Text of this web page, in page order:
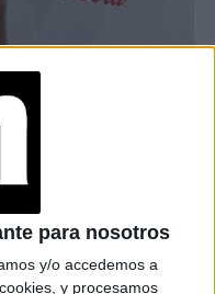
para nosotros
y/o accedemos a
y procesamos
EMPRESARIAL,